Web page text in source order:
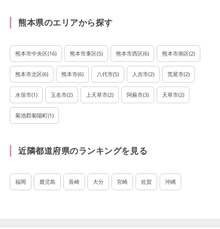
熊本県のエリアから探す
熊本市中央区(16) 熊本市東区(5) 熊本市西区(6) 熊本市南区(2)
熊本市北区(6) 熊本市(6) 八代市(5) 人吉市(2) 荒尾市(2)
水俣市(1) 玉名市(2) 上天草市(2) 阿蘇市(3) 天草市(2)
菊池郡菊陽町(1)
近隣都道府県のランキングを見る
福岡 鹿児島 長崎 大分 宮崎 佐賀 沖縄